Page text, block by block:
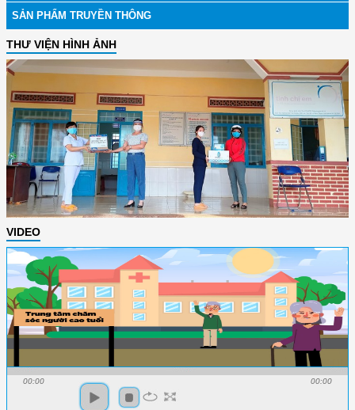
SẢN PHẨM TRUYỀN THÔNG
THƯ VIỆN HÌNH ẢNH
VIDEO
00:00 00:00